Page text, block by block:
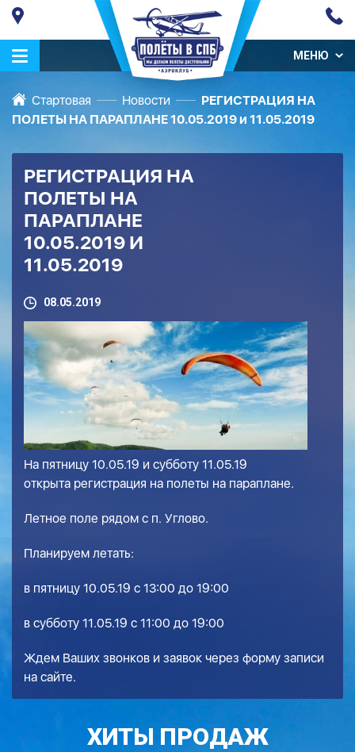
МЕНЮ
Стартовая Новости
РЕГИСТРАЦИЯ НА
ПОЛЕТЫ НА ПАРАПЛАНЕ 10.05.2019 и 11.05.2019
РЕГИСТРАЦИЯ НА
ПОЛЕТЫ НА
ПАРАПЛАНЕ
10.05.2019 И
11.05.2019
08.05.2019
На пятницу 10.05.19 и субботу 11.05.19
открыта регистрация на полеты на параплане.
Летное поле рядом с п. Углово.
Планируем летать:
в пятницу 10.05.19 с 13:00 до 19:00
в субботу 11.05.19 с 11:00 до 19:00
Ждем Ваших звонков и заявок через форму записи
на сайте.
ХИТЫ ПРОДАЖ